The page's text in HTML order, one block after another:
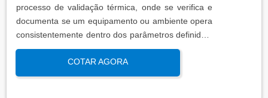
processo de validação térmica, onde se verifica e
documenta se um equipamento ou ambiente opera
consistentemente dentro dos parâmetros definidos,
sob condições reais de uso. Esta qualificação
assegura que os processos atendem aos requisitos
regulatórios e de qualidade, garantindo segurança
COTAR AGORA